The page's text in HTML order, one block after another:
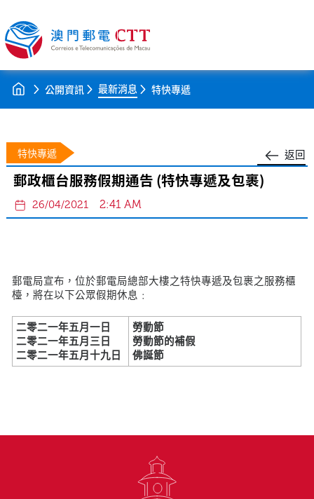
公開資訊 最新消息 特快專遞
返回
特快專遞
郵政櫃台服務假期通告 (特快專遞及包裹)
26/04/2021 2:41 AM
郵電局宣布，位於郵電局總部大樓之特快專遞及包裹之服務櫃
檯，將在以下公眾假期休息﹕
二零二一年五月一日
二零二一年五月三日
二零二一年五月十九日
勞動節
勞動節的補假
佛誕節